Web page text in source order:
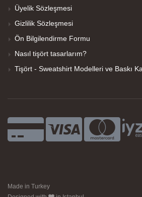
Üyelik Sözleşmesi
Gizlilik Sözleşmesi
Ön Bilgilendirme Formu
Nasıl tişört tasarlarım?
Tişört - Sweatshirt Modelleri ve Baskı
Made in Turkey